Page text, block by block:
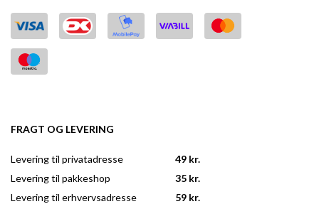
FRAGT OG LEVERING
Levering til privatadresse
Levering til pakkeshop
Levering til erhvervsadresse
49 kr.
35 kr.
59 kr.